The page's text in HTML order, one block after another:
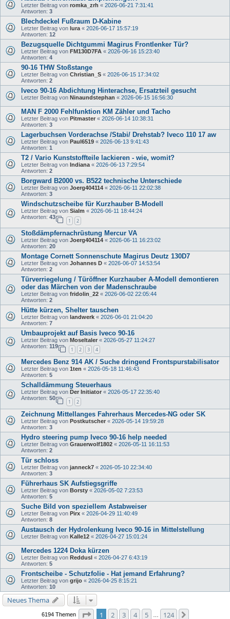
Letzter Beitrag von romka_zrh « 2026-06-21 7:31:41
Antworten: 3
Blechdeckel Fußraum D-Kabine
Letzter Beitrag von lura « 2026-06-17 15:57:19
Antworten: 12
Bezugsquelle Dichtgummi Magirus Frontlenker Tür?
Letzter Beitrag von FM130D7FA « 2026-06-16 15:23:40
Antworten: 4
90-16 THW Stoßstange
Letzter Beitrag von Christian_S « 2026-06-15 17:34:02
Antworten: 2
Iveco 90-16 Abdichtung Hinterachse, Ersatzteil gesucht
Letzter Beitrag von Ninaundstephan « 2026-06-15 16:56:30
MAN F 2000 Fehlfunktion KM Zähler und Tacho
Letzter Beitrag von Pitmaster « 2026-06-14 10:38:31
Antworten: 3
Lagerbuchsen Vorderachse /Stabi/ Drehstab? Iveco 110 17 aw
Letzter Beitrag von Paul6519 « 2026-06-13 9:41:43
Antworten: 1
T2 / Vario Kunststoffteile lackieren - wie, womit?
Letzter Beitrag von Indiana « 2026-06-13 7:29:54
Antworten: 2
Borgward B2000 vs. B522 technische Unterschiede
Letzter Beitrag von Joerg404114 « 2026-06-11 22:02:38
Antworten: 3
Windschutzscheibe für Kurzhauber B-Modell
Letzter Beitrag von Sialm « 2026-06-11 18:44:24
Antworten: 43
1 2
Stoßdämpfernachrüstung Mercur VA
Letzter Beitrag von Joerg404114 « 2026-06-11 16:23:02
Antworten: 20
Montage Cornett Sonnenschute Magirus Deutz 130D7
Letzter Beitrag von Johannes D « 2026-06-07 14:53:54
Antworten: 2
Türverriegelung / Türöffner Kurzhauber A-Modell demontieren
oder das Märchen von der Madenschraube
Letzter Beitrag von fridolin_22 « 2026-06-02 22:05:44
Antworten: 2
Hütte kürzen, Shelter tauschen
Letzter Beitrag von landwerk « 2026-06-01 21:04:20
Antworten: 7
Umbauprojekt auf Basis Iveco 90-16
Letzter Beitrag von Moseltaler « 2026-05-27 11:24:27
Antworten: 119
1 2 3 4
Mercedes Benz 914 AK / Suche dringend Frontspurstabilisator
Letzter Beitrag von 1ten « 2026-05-18 11:46:43
Antworten: 5
Schalldämmung Steuerhaus
Letzter Beitrag von Der Initiator « 2026-05-17 22:35:40
Antworten: 50
1 2
Zeichnung Mittellanges Fahrerhaus Mercedes-NG oder SK
Letzter Beitrag von Postkutscher « 2026-05-14 19:59:28
Antworten: 3
Hydro steering pump Iveco 90-16 help needed
Letzter Beitrag von Grauerwolf1802 « 2026-05-11 16:11:53
Antworten: 2
Tür schloss
Letzter Beitrag von janneck7 « 2026-05-10 22:34:40
Antworten: 3
Führerhaus SK Aufstiegsgriffe
Letzter Beitrag von Borsty « 2026-05-02 7:23:53
Antworten: 5
Suche Bild von speziellem Astabweiser
Letzter Beitrag von Pirx « 2026-04-29 11:40:49
Antworten: 8
Austausch der Hydrolenkung Iveco 90-16 in Mittelstellung
Letzter Beitrag von Kalle12 « 2026-04-27 15:01:24
Mercedes 1224 Doka kürzen
Letzter Beitrag von Reddusl « 2026-04-27 6:43:19
Antworten: 5
Frontscheibe - Schutzfolie - Hat jemand Erfahrung?
Letzter Beitrag von grijo « 2026-04-25 8:15:21
Antworten: 10
Neues Thema
6194 Themen Seite von 124
1 2 3 4 5 124